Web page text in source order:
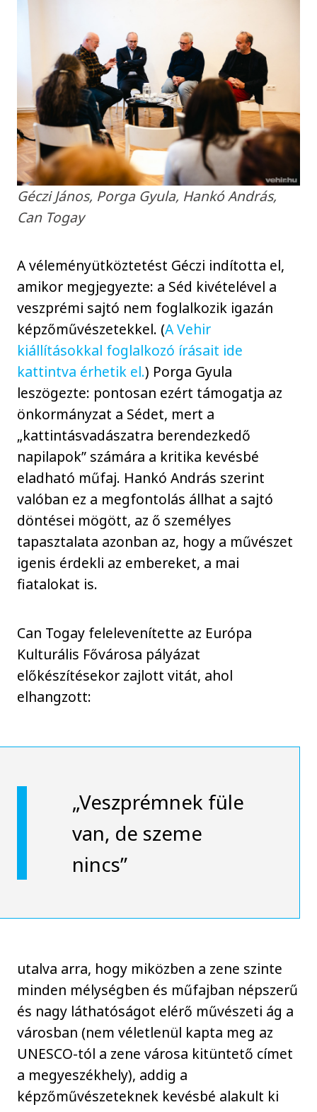
Géczi János, Porga Gyula, Hankó András,
Can Togay
A véleményütköztetést Géczi indította el,
amikor megjegyezte: a Séd kivételével a
veszprémi sajtó nem foglalkozik igazán
képzőművészetekkel. (A Vehir
kiállításokkal foglalkozó írásait ide
kattintva érhetik el.) Porga Gyula
leszögezte: pontosan ezért támogatja az
önkormányzat a Sédet, mert a
„kattintásvadászatra berendezkedő
napilapok” számára a kritika kevésbé
eladható műfaj. Hankó András szerint
valóban ez a megfontolás állhat a sajtó
döntései mögött, az ő személyes
tapasztalata azonban az, hogy a művészet
igenis érdekli az embereket, a mai
fiatalokat is.
Can Togay felelevenítette az Európa
Kulturális Fővárosa pályázat
előkészítésekor zajlott vitát, ahol
elhangzott:
„Veszprémnek füle
van, de szeme
nincs”
utalva arra, hogy miközben a zene szinte
minden mélységben és műfajban népszerű
és nagy láthatóságot elérő művészeti ág a
városban (nem véletlenül kapta meg az
UNESCO-tól a zene városa kitüntető címet
a megyeszékhely), addig a
képzőművészeteknek kevésbé alakult ki